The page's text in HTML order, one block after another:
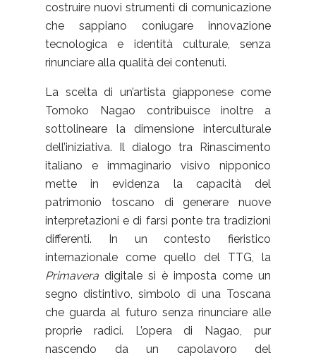
costruire nuovi strumenti di comunicazione
che sappiano coniugare innovazione
tecnologica e identità culturale, senza
rinunciare alla qualità dei contenuti.
La scelta di un’artista giapponese come
Tomoko Nagao contribuisce inoltre a
sottolineare la dimensione interculturale
dell’iniziativa. Il dialogo tra Rinascimento
italiano e immaginario visivo nipponico
mette in evidenza la capacità del
patrimonio toscano di generare nuove
interpretazioni e di farsi ponte tra tradizioni
differenti. In un contesto fieristico
internazionale come quello del TTG, la
Primavera digitale si è imposta come un
segno distintivo, simbolo di una Toscana
che guarda al futuro senza rinunciare alle
proprie radici. L’opera di Nagao, pur
nascendo da un capolavoro del